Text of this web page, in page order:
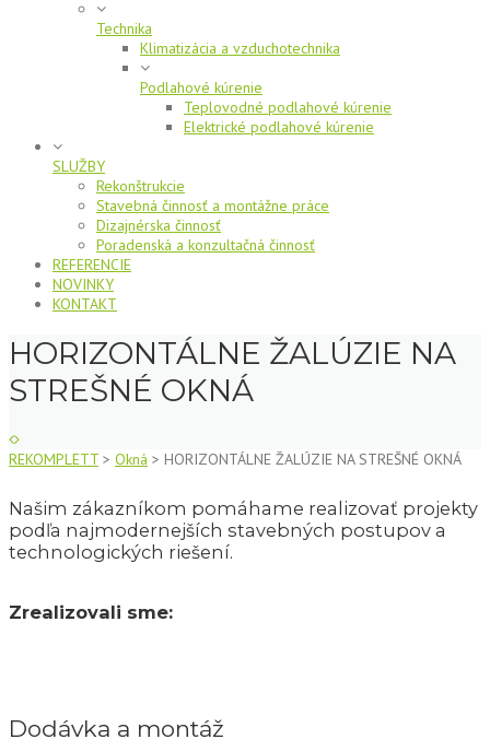
Technika
Klimatizácia a vzduchotechnika
Podlahové kúrenie
Teplovodné podlahové kúrenie
Elektrické podlahové kúrenie
SLUŽBY
Rekonštrukcie
Stavebná činnosť a montážne práce
Dizajnérska činnosť
Poradenská a konzultačná činnosť
REFERENCIE
NOVINKY
KONTAKT
HORIZONTÁLNE ŽALÚZIE NA
STREŠNÉ OKNÁ
REKOMPLETT > Okná > HORIZONTÁLNE ŽALÚZIE NA STREŠNÉ OKNÁ
Našim zákazníkom pomáhame realizovať projekty
podľa najmodernejších stavebných postupov a
technologických riešení.
Zrealizovali sme:
Dodávka a montáž